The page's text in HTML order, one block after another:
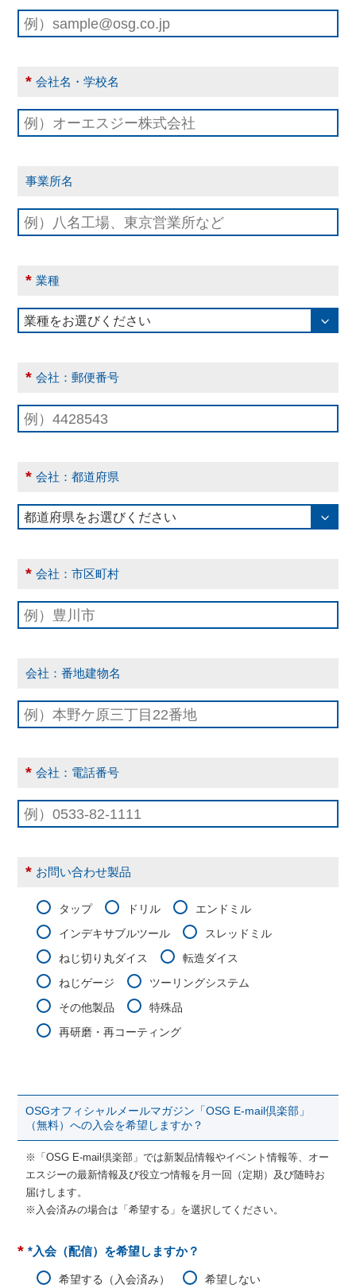
* 会社名・学校名
事業所名
* 業種
* 会社：郵便番号
* 会社：都道府県
* 会社：市区町村
会社：番地建物名
* 会社：電話番号
* お問い合わせ製品
タップ ドリル
エンドミル
インデキサブルツール
スレッドミル
ねじ切り丸ダイス
転造ダイス
ねじゲージ
ツーリングシステム
その他製品
特殊品
再研磨・再コーティング
OSGオフィシャルメールマガジン「OSG E-mail倶楽部」
（無料）への入会を希望しますか？
※「OSG E-mail倶楽部」では新製品情報やイベント情報等、オー
エスジーの最新情報及び役立つ情報を月一回（定期）及び随時お
届けします。
※入会済みの場合は「希望する」を選択してください。
* *入会（配信）を希望しますか？
希望する（入会済み） 希望しない